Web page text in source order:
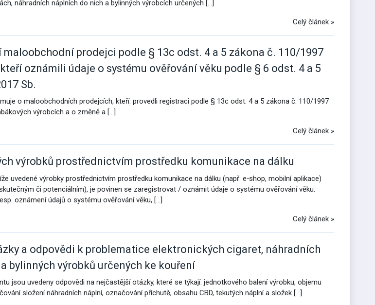
náhradních náplních do nich a bylinných výrobcích určených […]
Celý článek »
prodejci podle § 13c odst. 4 a 5 zákona č. 110/1997
oznámili údaje o systému ověřování věku podle § 6 odst. 4 a 5
Sb.
o maloobchodních prodejcích, kteří: provedli registraci podle § 13c odst. 4 a 5 zákona č. 110/1997
výrobcích a o změně a […]
Celý článek »
výrobků prostřednictvím prostředku komunikace na dálku
uvedené výrobky prostřednictvím prostředku komunikace na dálku (např. e‑shop, mobilní aplikace)
či potenciálním), je povinen se zaregistrovat / oznámit údaje o systému ověřování věku.
oznámení údajů o systému ověřování věku, […]
Celý článek »
a odpovědi k problematice elektronických cigaret, náhradních
bylinných výrobků určených ke kouření
jsou uvedeny odpovědi na nejčastější otázky, které se týkají: jednotkového balení výrobku, objemu
složení náhradních náplní, označování příchutě, obsahu CBD, tekutých náplní a složek […]